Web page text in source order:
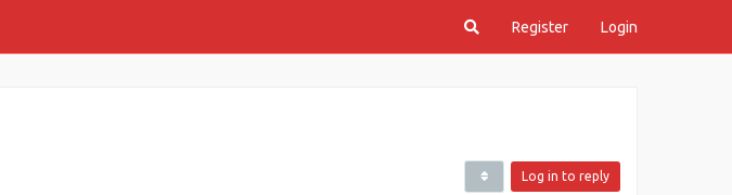
Register Login
Log in to reply